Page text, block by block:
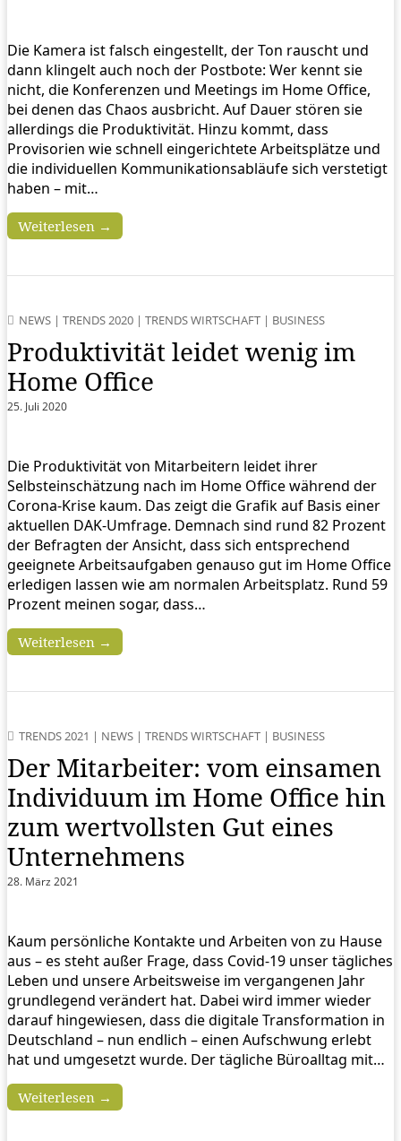
Die Kamera ist falsch eingestellt, der Ton rauscht und
dann klingelt auch noch der Postbote: Wer kennt sie
nicht, die Konferenzen und Meetings im Home Office,
bei denen das Chaos ausbricht. Auf Dauer stören sie
allerdings die Produktivität. Hinzu kommt, dass
Provisorien wie schnell eingerichtete Arbeitsplätze und
die individuellen Kommunikationsabläufe sich verstetigt
haben – mit…
Weiterlesen →
NEWS | TRENDS 2020 | TRENDS WIRTSCHAFT | BUSINESS
Produktivität leidet wenig im
Home Office
25. Juli 2020
Die Produktivität von Mitarbeitern leidet ihrer
Selbsteinschätzung nach im Home Office während der
Corona-Krise kaum. Das zeigt die Grafik auf Basis einer
aktuellen DAK-Umfrage. Demnach sind rund 82 Prozent
der Befragten der Ansicht, dass sich entsprechend
geeignete Arbeitsaufgaben genauso gut im Home Office
erledigen lassen wie am normalen Arbeitsplatz. Rund 59
Prozent meinen sogar, dass…
Weiterlesen →
TRENDS 2021 | NEWS | TRENDS WIRTSCHAFT | BUSINESS
Der Mitarbeiter: vom einsamen
Individuum im Home Office hin
zum wertvollsten Gut eines
Unternehmens
28. März 2021
Kaum persönliche Kontakte und Arbeiten von zu Hause
aus – es steht außer Frage, dass Covid-19 unser tägliches
Leben und unsere Arbeitsweise im vergangenen Jahr
grundlegend verändert hat. Dabei wird immer wieder
darauf hingewiesen, dass die digitale Transformation in
Deutschland – nun endlich – einen Aufschwung erlebt
hat und umgesetzt wurde. Der tägliche Büroalltag mit…
Weiterlesen →